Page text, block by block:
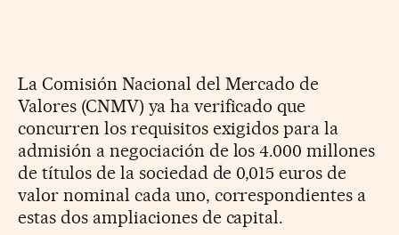
La Comisión Nacional del Mercado de
Valores (CNMV) ya ha verificado que
concurren los requisitos exigidos para la
admisión a negociación de los 4.000 millones
de títulos de la sociedad de 0,015 euros de
valor nominal cada uno, correspondientes a
estas dos ampliaciones de capital.